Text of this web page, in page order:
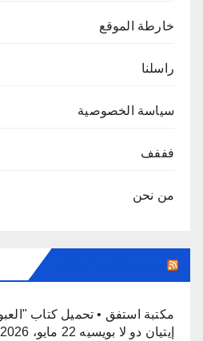
خارطة الموقع
راسلنا
سياسة الخصوصية
فففف
من نحن
مكتبة استفق • تحميل كتاب
إيتيان دو لا بويسيه 22 مايو، 2026